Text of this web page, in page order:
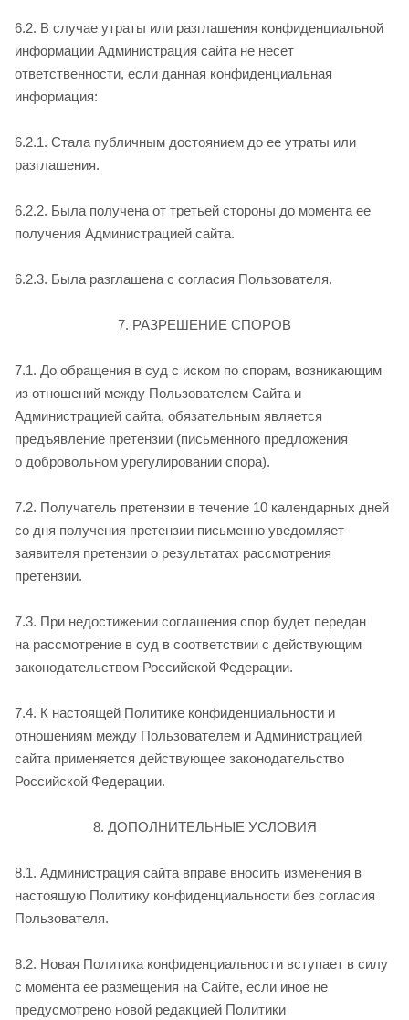
6.2. В случае утраты или разглашения конфиденциальной
информации Администрация сайта не несет
ответственности, если данная конфиденциальная
информация:
6.2.1. Стала публичным достоянием до ее утраты или
разглашения.
6.2.2. Была получена от третьей стороны до момента ее
получения Администрацией сайта.
6.2.3. Была разглашена с согласия Пользователя.
7. РАЗРЕШЕНИЕ СПОРОВ
7.1. До обращения в суд с иском по спорам, возникающим
из отношений между Пользователем Сайта и
Администрацией сайта, обязательным является
предъявление претензии (письменного предложения
о добровольном урегулировании спора).
7.2. Получатель претензии в течение 10 календарных дней
со дня получения претензии письменно уведомляет
заявителя претензии о результатах рассмотрения
претензии.
7.3. При недостижении соглашения спор будет передан
на рассмотрение в суд в соответствии с действующим
законодательством Российской Федерации.
7.4. К настоящей Политике конфиденциальности и
отношениям между Пользователем и Администрацией
сайта применяется действующее законодательство
Российской Федерации.
8. ДОПОЛНИТЕЛЬНЫЕ УСЛОВИЯ
8.1. Администрация сайта вправе вносить изменения в
настоящую Политику конфиденциальности без согласия
Пользователя.
8.2. Новая Политика конфиденциальности вступает в силу
с момента ее размещения на Сайте, если иное не
предусмотрено новой редакцией Политики